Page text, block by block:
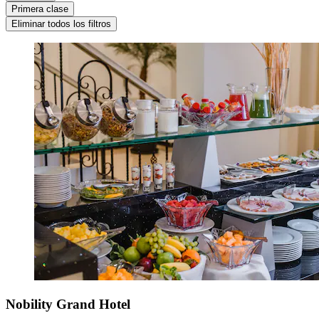
Primera clase
Eliminar todos los filtros
Nobility Grand Hotel